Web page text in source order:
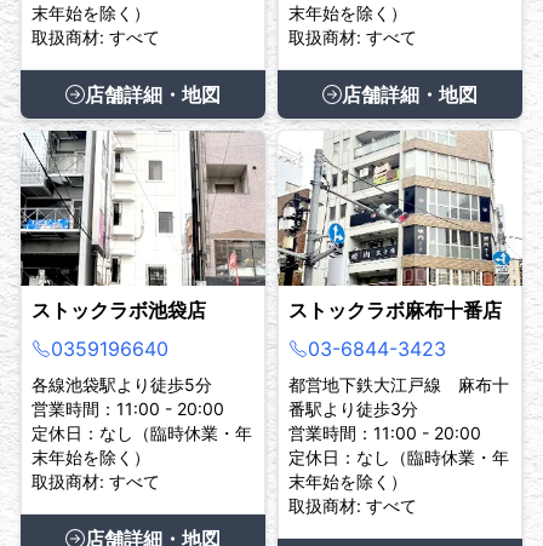
末年始を除く）
取扱商材: すべて
店舗詳細・地図
末年始を除く）
取扱商材: すべて
店舗詳細・地図
ストックラボ池袋店
0359196640
各線池袋駅より徒歩5分
営業時間：11:00 - 20:00
定休日：なし（臨時休業・年
末年始を除く）
取扱商材: すべて
店舗詳細・地図
ストックラボ麻布十番店
03-6844-3423
都営地下鉄大江戸線 麻布十
番駅より徒歩3分
営業時間：11:00 - 20:00
定休日：なし（臨時休業・年
末年始を除く）
取扱商材: すべて